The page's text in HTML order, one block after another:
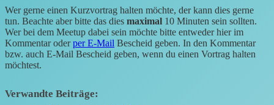
Wer gerne einen Kurzvortrag halten möchte, der kann dies gerne
tun. Beachte aber bitte das dies maximal 10 Minuten sein sollten.
Wer bei dem Meetup dabei sein möchte bitte entweder hier im
Kommentar oderper E-Mail Bescheid geben. In den Kommentar
bzw. auch E-Mail Bescheid geben, wenn du einen Vortrag halten
möchtest.
Verwandte Beiträge: